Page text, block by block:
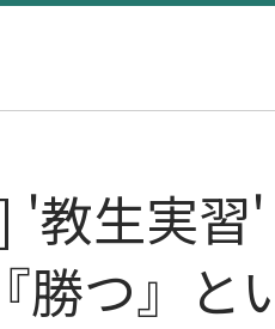
'教生実
つ』と